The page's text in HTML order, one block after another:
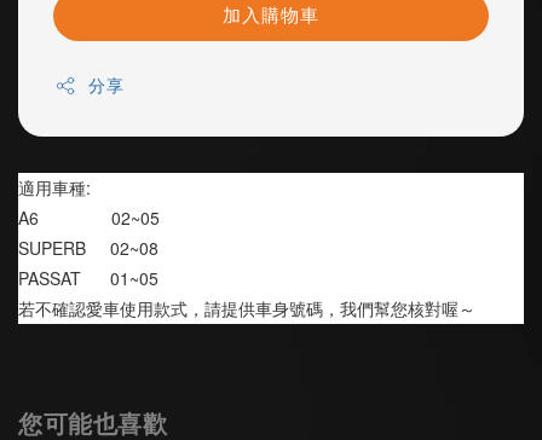
加入購物車
分享
適用車種:
A6               02~05
SUPERB     02~08
PASSAT      01~05
若不確認愛車使用款式，請提供車身號碼，我們幫您核對喔～
您可能也喜歡